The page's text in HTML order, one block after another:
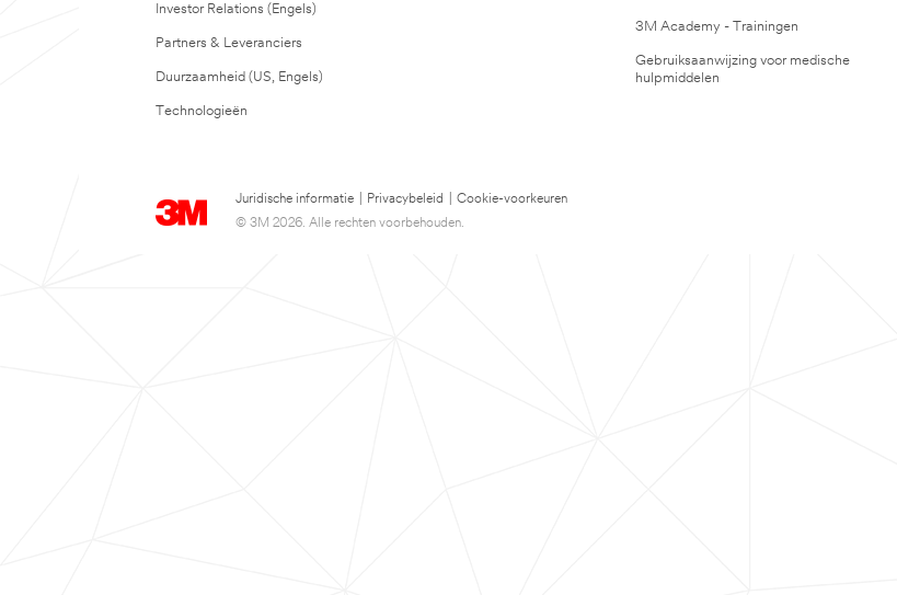
Investor Relations (Engels)
Partners & Leveranciers
Duurzaamheid (US, Engels)
Technologieën
3M Academy - Trainingen
Gebruiksaanwijzing voor medische
hulpmiddelen
Juridische informatie Privacybeleid
Cookie-voorkeuren
© 3M 2026. Alle rechten voorbehouden.